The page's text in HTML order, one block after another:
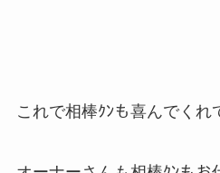
これで相棒ｸﾝも喜んでくれ